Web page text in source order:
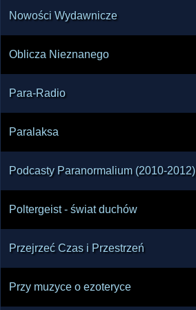
Nowości Wydawnicze
Oblicza Nieznanego
Para-Radio
Paralaksa
Podcasty Paranormalium (2010-2012)
Poltergeist - świat duchów
Przejrzeć Czas i Przestrzeń
Przy muzyce o ezoteryce